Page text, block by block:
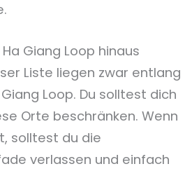
Giang Loop hinaus
Liste liegen zwar entlang
Loop. Du solltest dich
Orte beschränken. Wenn
solltest du die
verlassen und einfach